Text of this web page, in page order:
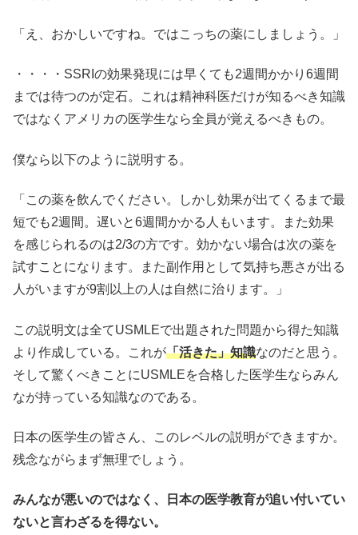
「え、おかしいですね。ではこっちの薬にしましょう。」
・・・・SSRIの効果発現には早くても2週間かかり6週間
までは待つのが定石。これは精神科医だけが知るべき知識
ではなくアメリカの医学生なら全員が覚えるべきもの。
僕なら以下のように説明する。
「この薬を飲んでください。しかし効果が出てくるまで最
短でも2週間。遅いと6週間かかる人もいます。また効果
を感じられるのは2/3の方です。効かない場合は次の薬を
試すことになります。また副作用として気持ち悪さが出る
人がいますが9割以上の人は自然に治ります。」
この説明文は全てUSMLEで出題された問題から得た知識
より作成している。これが「活きた」知識なのだと思う。
そして驚くべきことにUSMLEを合格した医学生ならみん
なが持っている知識なのである。
日本の医学生の皆さん、このレベルの説明ができますか。
残念ながらまず無理でしょう。
みんなが悪いのではなく、日本の医学教育が追い付いてい
ないと言わざるを得ない。